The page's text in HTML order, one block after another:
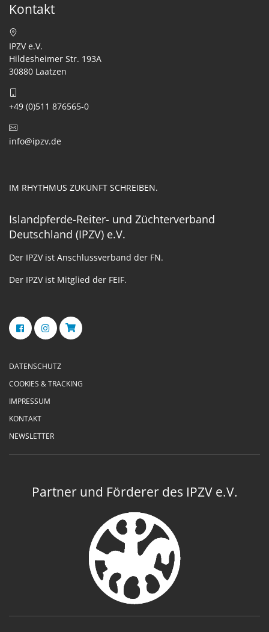
Kontakt
IPZV e.V.
Hildesheimer Str. 193A
30880 Laatzen
+49 (0)511 876565-0
info@ipzv.de
IM RHYTHMUS ZUKUNFT SCHREIBEN.
Islandpferde-Reiter- und Züchterverband
Deutschland (IPZV) e.V.
Der IPZV ist Anschlussverband der FN.
Der IPZV ist Mitglied der FEIF.
DATENSCHUTZ
COOKIES & TRACKING
IMPRESSUM
KONTAKT
NEWSLETTER
Partner und Förderer des IPZV e.V.